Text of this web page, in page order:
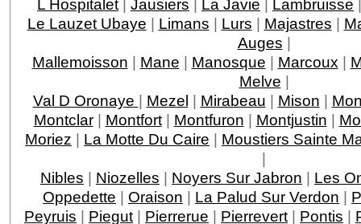
L Hospitalet | Jausiers | La Javie | Lambruisse
Le Lauzet Ubaye | Limans | Lurs | Majastres |
Auges |
Mallemoisson | Mane | Manosque | Marcoux |
Melve |
Val D Oronaye | Mezel | Mirabeau | Mison |
Montclar| Montfort| Montfuron | Montjustin |
Moriez | La Motte Du Caire | Moustiers Sainte
|
Nibles | Niozelles | Noyers Sur Jabron | Les
Oppedette | Oraison | La Palud Sur Verdon |
Peyruis | Piegut | Pierrerue | Pierrevert | Pontis |